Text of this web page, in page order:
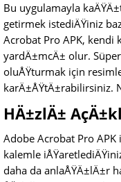
Bu uygulamayla
getirmek istediÄŸiniz
Acrobat Pro APK, kendi
yardÄ±mcÄ± olur.
oluÅŸturmak için
karÄ±ÅŸtÄ±rabilirsiniz.
HÄ±zlÄ±
Adobe Acrobat Pro
kalemle
daha da anlaÅŸÄ±lÄ±r